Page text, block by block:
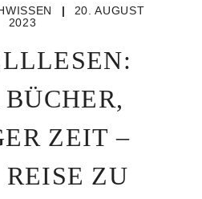
20. AUGUST
2023
ZEIT –
ZU